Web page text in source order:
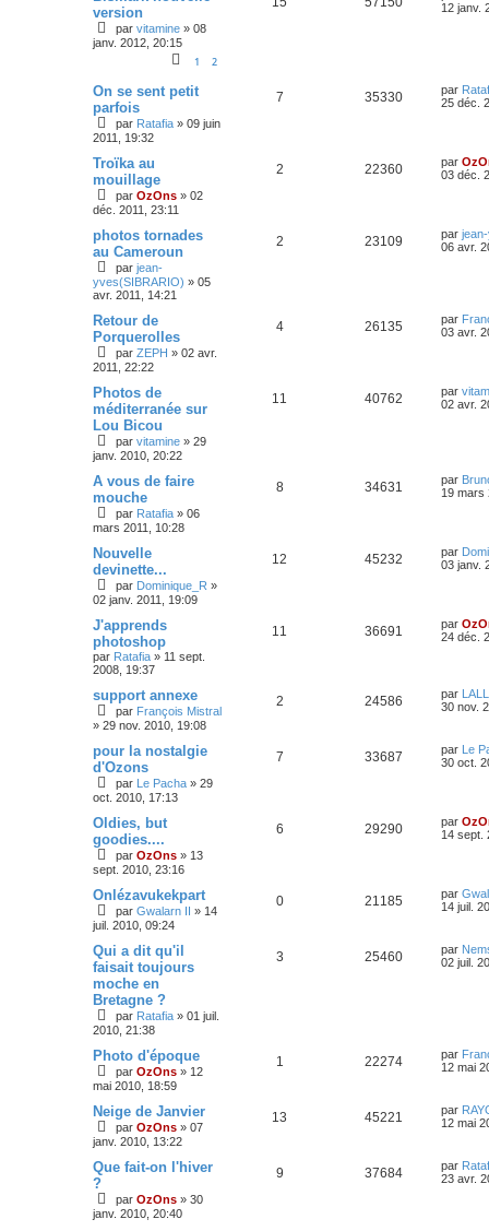
version
par vitamine » 08
janv. 2012, 20:15
1 2
12 janv.
On se sent petit
parfois
par Ratafia » 09 juin
2011, 19:32
7 35330 par
25 déc.
Troïka au
mouillage
par OzOns » 02
déc. 2011, 23:11
2 22360 par
03 déc.
photos tornades
au Cameroun
par jean-
yves(SIBRARIO) » 05
avr. 2011, 14:21
2 23109 par
06 avr.
Retour de
Porquerolles
par ZEPH » 02 avr.
2011, 22:22
4 26135 par
03 avr.
Photos de
méditerranée sur
Lou Bicou
par vitamine » 29
janv. 2010, 20:22
11 40762 par
02 avr.
A vous de faire
mouche
par Ratafia » 06
mars 2011, 10:28
8 34631 par
19 mars
Nouvelle
devinette...
par Dominique_R »
02 janv. 2011, 19:09
12 45232 par
03 janv.
J'apprends
photoshop
par Ratafia » 11 sept.
2008, 19:37
11 36691 par
24 déc.
support annexe
par François Mistral
» 29 nov. 2010, 19:08
2 24586 par
30 nov.
pour la nostalgie
d'Ozons
par Le Pacha » 29
oct. 2010, 17:13
7 33687 par Le
30 oct.
Oldies, but
goodies....
par OzOns » 13
sept. 2010, 23:16
6 29290 par
14 sept.
Onlézavukekpart
par Gwalarn II » 14
juil. 2010, 09:24
0 21185 par
14 juil.
Qui a dit qu'il
faisait toujours
moche en
Bretagne ?
par Ratafia » 01 juil.
2010, 21:38
3 25460 par
02 juil.
Photo d'époque
par OzOns » 12
mai 2010, 18:59
1 22274 par
12 mai
Neige de Janvier
par OzOns » 07
janv. 2010, 13:22
13 45221 par
12 mai
Que fait-on l'hiver
?
par OzOns » 30
janv. 2010, 20:40
9 37684 par
23 avr.